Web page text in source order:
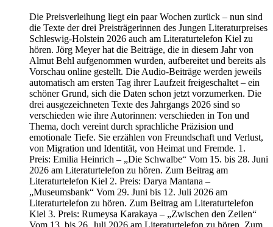
Die Preisverleihung liegt ein paar Wochen zurück – nun sind
die Texte der drei Preisträgerinnen des Jungen Literaturpreises
Schleswig-Holstein 2026 auch am Literaturtelefon Kiel zu
hören. Jörg Meyer hat die Beiträge, die in diesem Jahr von
Almut Behl aufgenommen wurden, aufbereitet und bereits als
Vorschau online gestellt. Die Audio-Beiträge werden jeweils
automatisch am ersten Tag ihrer Laufzeit freigeschaltet – ein
schöner Grund, sich die Daten schon jetzt vorzumerken. Die
drei ausgezeichneten Texte des Jahrgangs 2026 sind so
verschieden wie ihre Autorinnen: verschieden in Ton und
Thema, doch vereint durch sprachliche Präzision und
emotionale Tiefe. Sie erzählen von Freundschaft und Verlust,
von Migration und Identität, von Heimat und Fremde. 1.
Preis: Emilia Heinrich – „Die Schwalbe“ Vom 15. bis 28. Juni
2026 am Literaturtelefon zu hören. Zum Beitrag am
Literaturtelefon Kiel 2. Preis: Darya Mantana –
„Museumsbank“ Vom 29. Juni bis 12. Juli 2026 am
Literaturtelefon zu hören. Zum Beitrag am Literaturtelefon
Kiel 3. Preis: Rumeysa Karakaya – „Zwischen den Zeilen“